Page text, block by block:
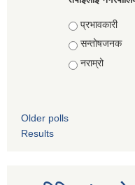
Choices
प्रभावकारी
सन्तोषजनक
नराम्रो
Older polls
Results